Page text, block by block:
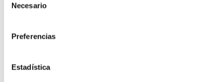
Necesario
Preferencias
Estadística
Misura Studio – Santos Alicante